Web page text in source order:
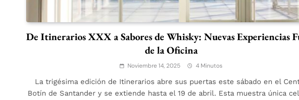
De Itinerarios XXX a Sabores de Whisky: Nuevas Experiencias
de la Oficina
Noviembre 14, 2025 4 Minutos
La trigésima edición de Itinerarios abre sus puertas este sábado en el
Botín de Santander y se extiende hasta el 19 de abril. Esta muestra única